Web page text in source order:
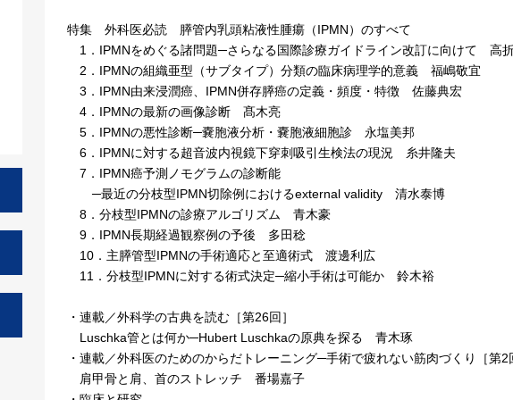
特集 外科医必読 膵管内乳頭粘液性腫瘍（IPMN）のすべて
1．IPMNをめぐる諸問題─さらなる国際診療ガイドライン改訂に向けて 高
2．IPMNの組織亜型（サブタイプ）分類の臨床病理学的意義 福嶋敬宜
3．IPMN由来浸潤癌、IPMN併存膵癌の定義・頻度・特徴 佐藤典宏
4．IPMNの最新の画像診断 髙木亮
5．IPMNの悪性診断─嚢胞液分析・嚢胞液細胞診 永塩美邦
6．IPMNに対する超音波内視鏡下穿刺吸引生検法の現況 糸井隆夫
7．IPMN癌予測ノモグラムの診断能
─最近の分枝型IPMN切除例におけるexternal validity 清水泰博
8．分枝型IPMNの診療アルゴリズム 青木豪
9．IPMN長期経過観察例の予後 多田稔
10．主膵管型IPMNの手術適応と至適術式 渡邊利広
11．分枝型IPMNに対する術式決定─縮小手術は可能か 鈴木裕
・連載／外科学の古典を読む［第26回］
Luschka管とは何か─Hubert Luschkaの原典を探る 青木琢
・連載／外科医のためのからだトレーニング─手術で疲れない筋肉づくり［第2
肩甲骨と肩、首のストレッチ 番場嘉子